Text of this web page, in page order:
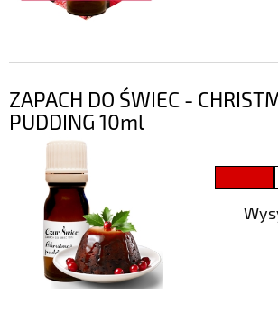
ZAPACH DO ŚWIEC -
PUDDING 10ml